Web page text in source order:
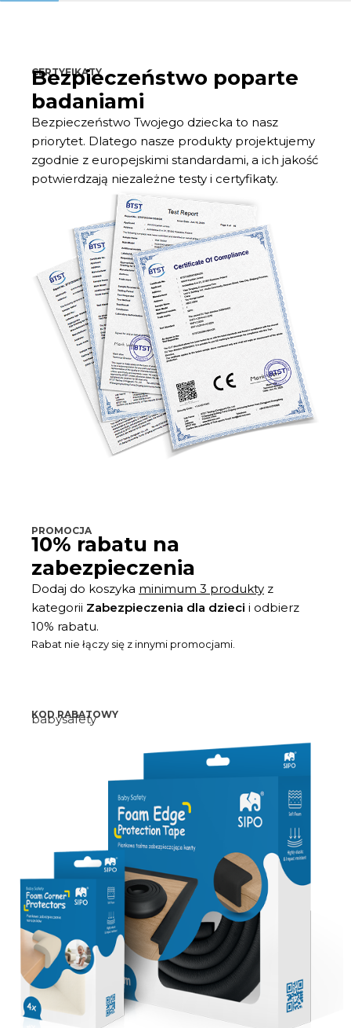
CERTYFIKATY
Bezpieczeństwo poparte
badaniami
Bezpieczeństwo Twojego dziecka to nasz
priorytet. Dlatego nasze produkty projektujemy
zgodnie z europejskimi standardami, a ich jakość
potwierdzają niezależne testy i certyfikaty.
PROMOCJA
10% rabatu na
zabezpieczenia
Dodaj do koszyka minimum 3 produkty z
kategorii Zabezpieczenia dla dzieci i odbierz
10% rabatu.
Rabat nie łączy się z innymi promocjami.
KOD RABATOWY
babysafety